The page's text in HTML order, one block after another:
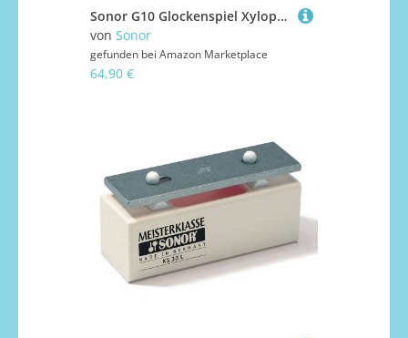
Sonor G10 Glockenspiel Xylophon + keepdrum Tasche für Glockenspiel Blau
von Sonor
gefunden bei Amazon Marketplace
64,90 €